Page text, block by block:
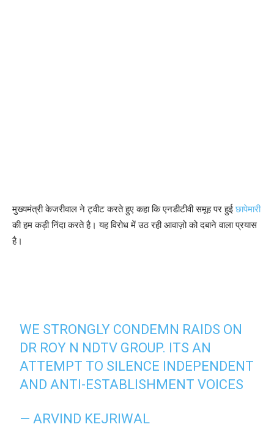
मुख्यमंत्री केजरीवाल ने ट्वीट करते हुए कहा कि एनडीटीवी समूह पर हुईछापेमारी
की हम कड़ी निंदा करते है। यह विरोध में उठ रही आवाज़ो को दबाने वाला प्रयास
है।
WE STRONGLY CONDEMN RAIDS ON
DR ROY N NDTV GROUP. ITS AN
ATTEMPT TO SILENCE INDEPENDENT
AND ANTI-ESTABLISHMENT VOICES
— ARVIND KEJRIWAL